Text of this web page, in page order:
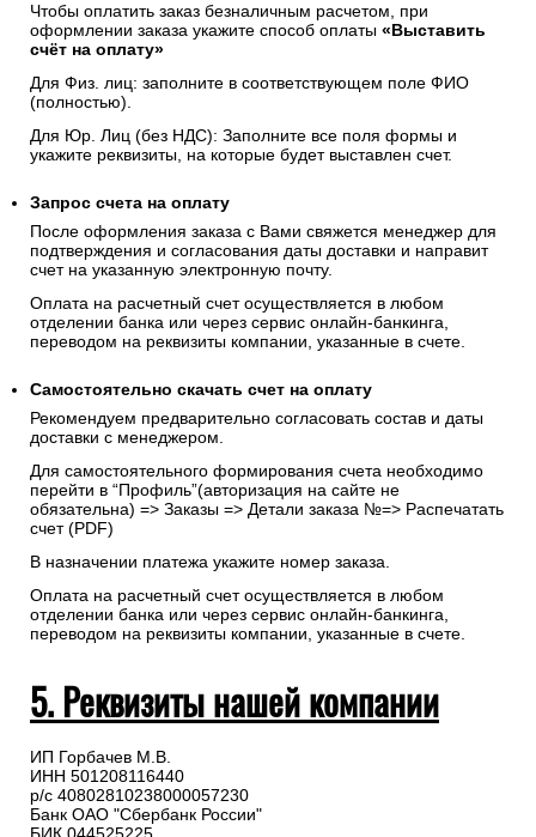
Чтобы оплатить заказ безналичным расчетом, при
оформлении заказа укажите способ оплаты «Выставить
счёт на оплату»
Для Физ. лиц: заполните в соответствующем поле ФИО
(полностью).
Для Юр. Лиц (без НДС): Заполните все поля формы и
укажите реквизиты, на которые будет выставлен счет.
Запрос счета на оплату
После оформления заказа с Вами свяжется менеджер для
подтверждения и согласования даты доставки и направит
счет на указанную электронную почту.
Оплата на расчетный счет осуществляется в любом
отделении банка или через сервис онлайн-банкинга,
переводом на реквизиты компании, указанные в счете.
Самостоятельно скачать счет на оплату
Рекомендуем предварительно согласовать состав и даты
доставки с менеджером.
Для самостоятельного формирования счета необходимо
перейти в “Профиль”(авторизация на сайте не
обязательна) => Заказы => Детали заказа №=> Распечатать
счет (PDF)
В назначении платежа укажите номер заказа.
Оплата на расчетный счет осуществляется в любом
отделении банка или через сервис онлайн-банкинга,
переводом на реквизиты компании, указанные в счете.
5. Реквизиты нашей компании
ИП Горбачев М.В.
ИНН 501208116440
р/с 40802810238000057230
Банк ОАО "Сбербанк России"